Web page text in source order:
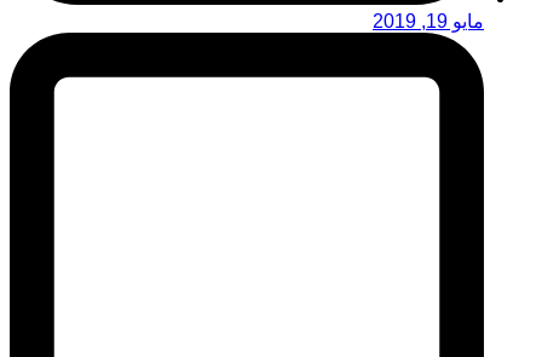
مايو 19, 2019